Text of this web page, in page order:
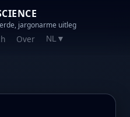
jargonarme uitleg
Over NL ▼